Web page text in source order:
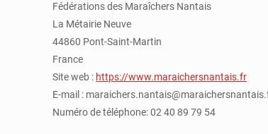
Fédérations des Maraîchers Nantais
La Métairie Neuve
44860 Pont-Saint-Martin
France
Site web : https://www.maraichersnantais.fr
E-mail :
Numéro de téléphone: 02 40 89 79 54